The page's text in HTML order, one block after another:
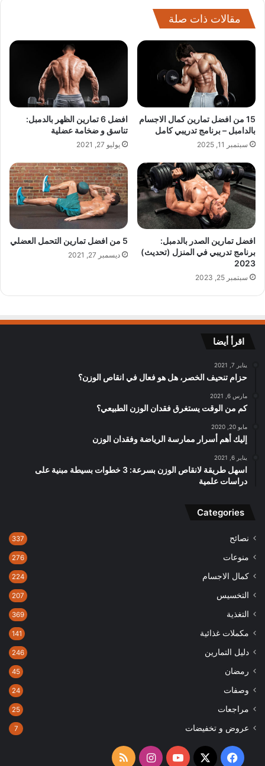
مقالات ذات صلة
15 من افضل تمارين كمال الاجسام
بالدامبل – برنامج تدريبي كامل
سبتمبر 11, 2025
افضل 6 تمارين الظهر بالدمبل:
تناسق و ضخامة عضلية
يوليو 27, 2021
افضل تمارين الصدر بالدمبل:
برنامج تدريبي في المنزل (تحديث)
2023
سبتمبر 25, 2023
5 من افضل تمارين التحمل العضلي
ديسمبر 27, 2021
اقرأ أيضا
يناير 7, 2021
حزام تنحيف الخصر، هل هو فعال في انقاص الوزن؟
مارس 6, 2021
كم من الوقت يستغرق فقدان الوزن الطبيعي؟
مايو 20, 2020
إليك أهم أسرار ممارسة الرياضة وفقدان الوزن
يناير 6, 2021
اسهل طريقة لانقاص الوزن بسرعة: 3 خطوات بسيطة مبنية على
دراسات علمية
Categories
نصائح 337
منوعات 276
كمال الاجسام 224
التخسيس 207
التغذية 369
مكملات غذائية 141
دليل التمارين 246
رمضان 45
وصفات 24
مراجعات 25
عروض و تخفيضات 7
فيسبوك
‫X
‫YouTubeانستقرامملخص